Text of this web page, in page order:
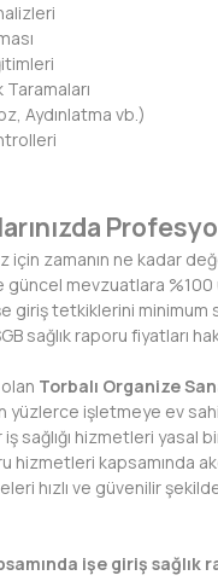
Aydınlatma vb.)
zamanın ne kadar
güncel mevzuatlara
giriş tetkiklerini
sağlık raporu fiyatları
Torbalı Organize
işletmeye ev
hizmetleri yasal
hizmetleri
hızlı ve güvenilir
işe giriş